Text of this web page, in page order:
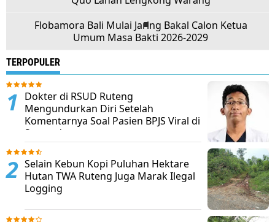
Flobamora Bali Mulai Jaring Bakal Calon Ketua
Umum Masa Bakti 2026-2029
TERPOPULER
Dokter di RSUD Ruteng
Mengundurkan Diri Setelah
Komentarnya Soal Pasien BPJS Viral di
Sosmed
Selain Kebun Kopi Puluhan Hektare
Hutan TWA Ruteng Juga Marak Ilegal
Logging